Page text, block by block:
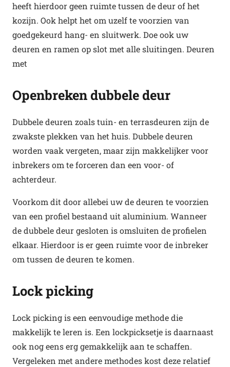
heeft hierdoor geen ruimte tussen de deur of het
kozijn. Ook helpt het om uzelf te voorzien van
goedgekeurd hang- en sluitwerk. Doe ook uw
deuren en ramen op slot met alle sluitingen. Deuren
met
Openbreken dubbele deur
Dubbele deuren zoals tuin- en terrasdeuren zijn de
zwakste plekken van het huis. Dubbele deuren
worden vaak vergeten, maar zijn makkelijker voor
inbrekers om te forceren dan een voor- of
achterdeur.
Voorkom dit door allebei uw de deuren te voorzien
van een profiel bestaand uit aluminium. Wanneer
de dubbele deur gesloten is omsluiten de profielen
elkaar. Hierdoor is er geen ruimte voor de inbreker
om tussen de deuren te komen.
Lock picking
Lock picking is een eenvoudige methode die
makkelijk te leren is. Een lockpicksetje is daarnaast
ook nog eens erg gemakkelijk aan te schaffen.
Vergeleken met andere methodes kost deze relatief